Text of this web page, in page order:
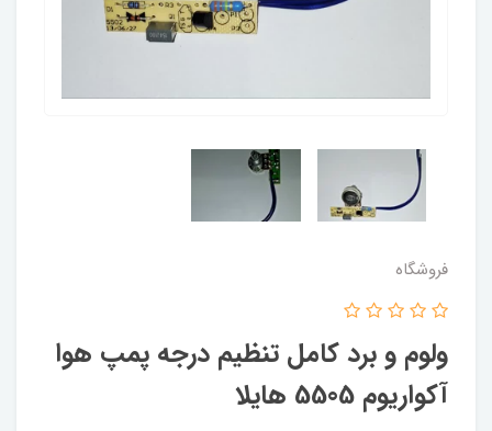
فروشگاه
ولوم و برد کامل تنظیم درجه پمپ هوا
آکواریوم 5505 هایلا